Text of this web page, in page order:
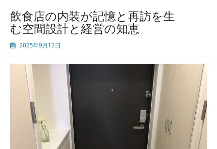
飲食店の内装が記憶と再訪を生
む空間設計と経営の知恵
2025年9月12日